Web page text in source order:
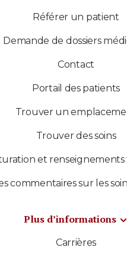
Référer un patient
Demande de dossiers
Contact
Portail des patients
Trouver un
Trouver des soins
et renseignements
commentaires sur les
Plus d’informations
Carrières